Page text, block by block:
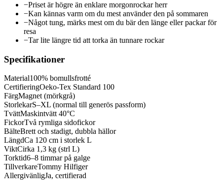
−Priset är högre än enklare morgonrockar herr
−Kan kännas varm om du mest använder den på sommaren
−Något tung, märks mest om du bär den länge eller packar för
resa
−Tar lite längre tid att torka än tunnare rockar
Specifikationer
Material100% bomullsfrotté
CertifieringOeko-Tex Standard 100
FärgMagnet (mörkgrå)
StorlekarS–XL (normal till generös passform)
TvättMaskintvätt 40°C
FickorTvå rymliga sidofickor
BälteBrett och stadigt, dubbla hällor
LängdCa 120 cm i storlek L
ViktCirka 1,3 kg (strl L)
Torktid6–8 timmar på galge
TillverkareTommy Hilfiger
AllergivänligJa, certifierad